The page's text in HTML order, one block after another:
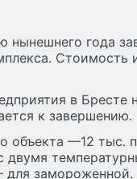
года
Стоимость
в Бресте
к завершению.
объекта —12 тыс.
двумя
для замороженной.